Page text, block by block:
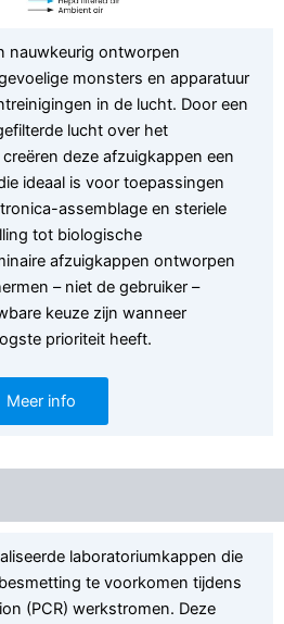
nauwkeurig ontworpen
monsters en apparatuur
in de lucht. Door een
lucht over het
deze afzuigkappen een
ideaal is voor toepassingen
assemblage en steriele
tot biologische
afzuigkappen ontworpen
– niet de gebruiker –
keuze zijn wanneer
prioriteit heeft.
Meer info
laboratoriumkappen die
te voorkomen tijdens
(PCR) werkstromen. Deze